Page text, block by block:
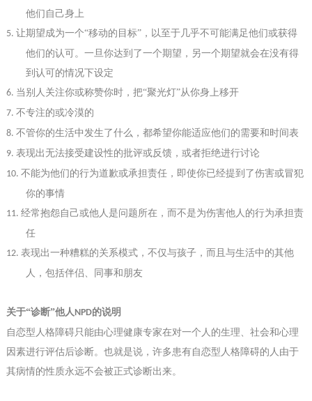
他们自己身上
5. 让期望成为一个“移动的目标”，以至于几乎不可能满足他们或获得
他们的认可。一旦你达到了一个期望，另一个期望就会在没有得
到认可的情况下设定
6. 当别人关注你或称赞你时，把“聚光灯”从你身上移开
7. 不专注的或冷漠的
8. 不管你的生活中发生了什么，都希望你能适应他们的需要和时间表
9. 表现出无法接受建设性的批评或反馈，或者拒绝进行讨论
10. 不能为他们的行为道歉或承担责任，即使你已经提到 了伤害或冒犯
你的事情
11. 经常抱怨自己或他人是问题所在，而不是为伤害他人的行为承担责
任
12. 表现出一种糟糕的关系模式，不仅与孩子，而且与生活中的其他
人，包括伴侣、同事和朋友
关于“诊断”他人NPD的说明
自恋型人格障碍只能由心理健康专家在对一个人的生理、社会和心理
因素进行评估后诊断。也就是说，许多患有自恋型人格障碍的人由于
其病情的性质永远不会被正式诊断出来。